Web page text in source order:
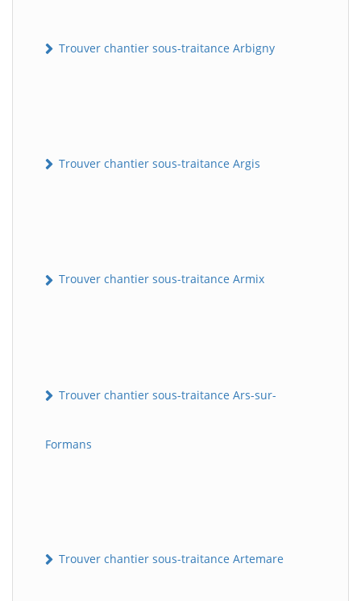
Trouver chantier sous-traitance Arbigny
Trouver chantier sous-traitance Argis
Trouver chantier sous-traitance Armix
Trouver chantier sous-traitance Ars-sur-
Formans
Trouver chantier sous-traitance Artemare